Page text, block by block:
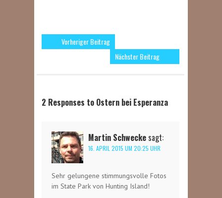
Vorheriger Beitrag
Nächster Beitrag
2 Responses to Ostern bei Esperanza
Martin Schwecke sagt:
16. APRIL 2015 UM 20:25 UHR
Sehr gelungene stimmungsvolle Fotos
im State Park von Hunting Island!